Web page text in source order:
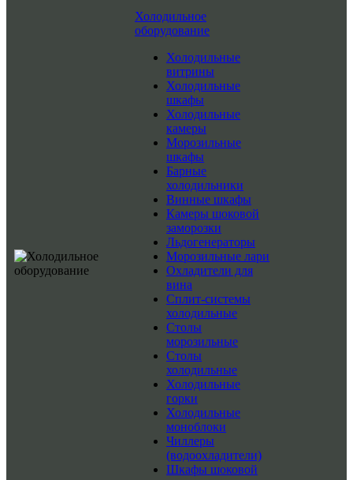
Холодильное
оборудование
Холодильные
витрины
Холодильные
шкафы
Холодильные
камеры
Морозильные
шкафы
Барные
холодильники
Винные шкафы
Камеры шоковой
заморозки
Льдогенераторы
Морозильные лари
Охладители для
вина
Сплит-системы
холодильные
Столы
морозильные
Столы
холодильные
Холодильные
горки
Холодильные
моноблоки
Чиллеры
(водоохладители)
Шкафы шоковой